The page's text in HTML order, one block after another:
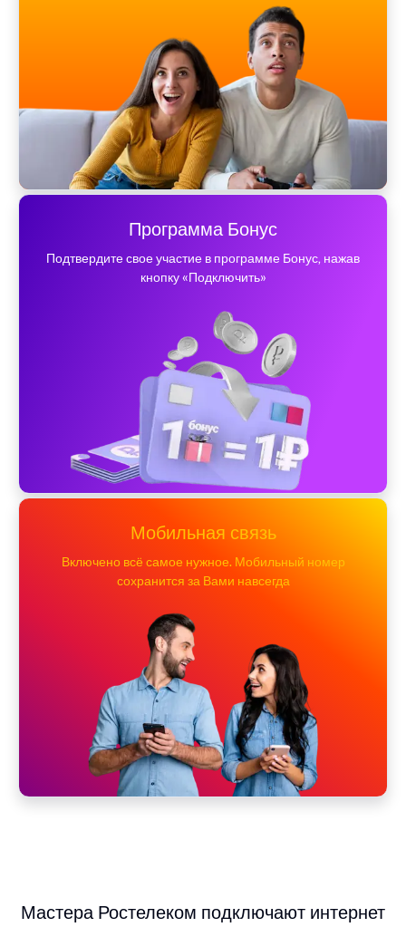
Программа Бонус
Подтвердите свое участие в программе Бонус, нажав
кнопку «Подключить»
Мобильная связь
Включено всё самое нужное. Мобильный номер
сохранится за Вами навсегда
Мастера Ростелеком подключают интернет